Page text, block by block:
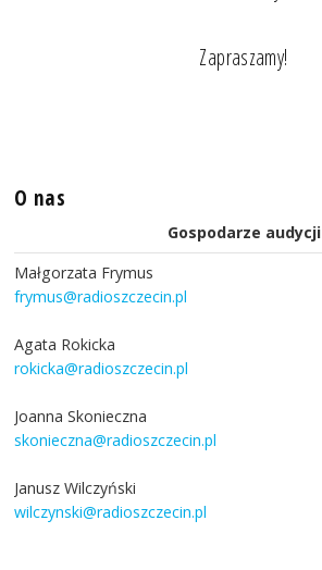
Zapraszamy!
O nas
Gospodarze audycji
Małgorzata Frymus
frymus@radioszczecin.pl
Agata Rokicka
rokicka@radioszczecin.pl
Joanna Skonieczna
skonieczna@radioszczecin.pl
Janusz Wilczyński
wilczynski@radioszczecin.pl